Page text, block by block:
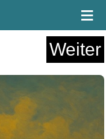
≡
Weiter